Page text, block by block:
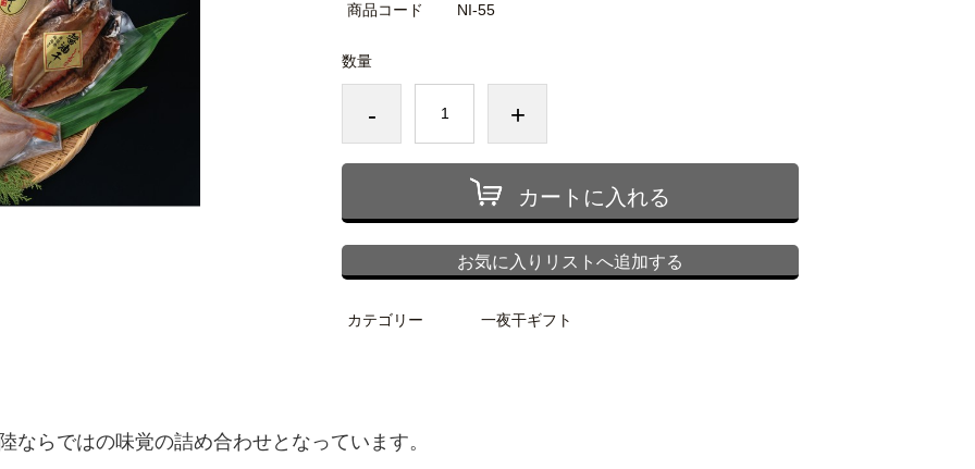
商品コード NI-55
数量
- +
カートに入れる
お気に入りリストへ追加する
カテゴリー 一夜干ギフト
ならではの味覚の詰め合わせとなっています。